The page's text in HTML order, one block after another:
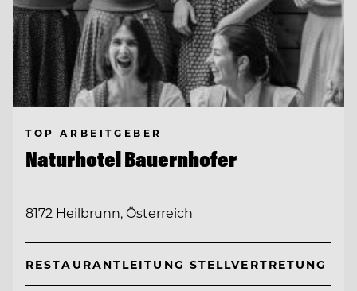
TOP ARBEITGEBER
Naturhotel Bauernhofer
8172 Heilbrunn, Österreich
RESTAURANTLEITUNG STELLVERTRETUNG